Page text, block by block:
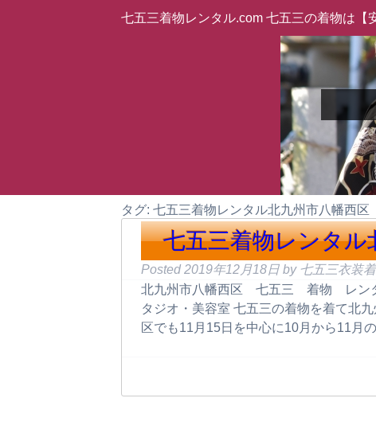
七五三着物レンタル.com 七五三の着物は【
タグ: 七五三着物レンタル北九州市八幡西区
七五三着物レンタル
Posted 2019年12月18日 by 七五三衣装
北九州市八幡西区 七五三 着物 レンタ
タジオ・美容室 七五三の着物を着て北
区でも11月15日を中心に10月から11月